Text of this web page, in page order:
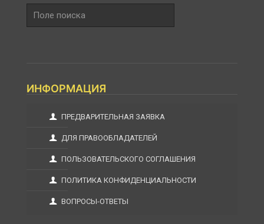
поиска
ИНФОРМАЦИЯ
ПРЕДВАРИТЕЛЬНАЯ ЗАЯВКА
ДЛЯ ПРАВООБЛАДАТЕЛЕЙ
ПОЛЬЗОВАТЕЛЬСКОГО СОГЛАШЕНИЯ
ПОЛИТИКА КОНФИДЕНЦИАЛЬНОСТИ
ВОПРОСЫ-ОТВЕТЫ